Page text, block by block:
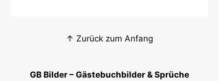
↑ Zurück zum Anfang
GB Bilder – Gästebuchbilder & Sprüche